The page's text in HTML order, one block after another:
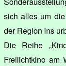
sich alles um
der Region ins
Die Reihe
Freilichtkino am